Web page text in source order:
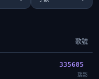
歌號
335685
瑞影